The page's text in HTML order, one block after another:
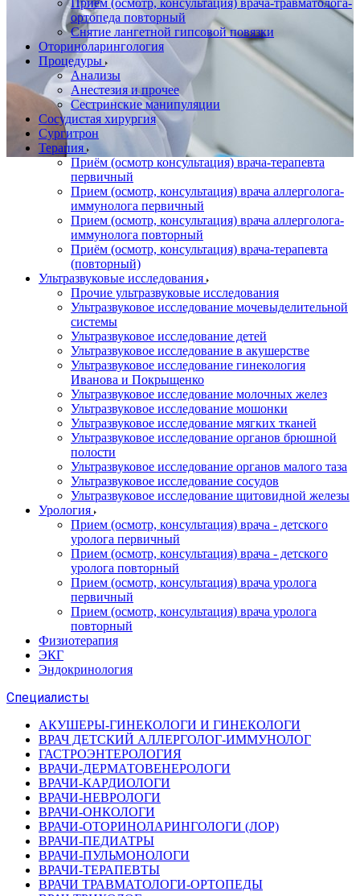
Прием (осмотр, консультация) врача-травматолога-
ортопеда повторный
Снятие лангетной гипсовой повязки
Оториноларингология
Процедуры
Анализы
Анестезия и прочее
Сестринские манипуляции
Сосудистая хирургия
Сургитрон
Терапия
Приём (осмотр консультация) врача-терапевта
первичный
Прием (осмотр, консультация) врача аллерголога-
иммунолога первичный
Прием (осмотр, консультация) врача аллерголога-
иммунолога повторный
Приём (осмотр, консультация) врача-терапевта
(повторный)
Ультразвуковые исследования
Прочие ультразвуковые исследования
Ультразвуковое исследование мочевыделительной
системы
Ультразвуковое исследование детей
Ультразвуковое исследование в акушерстве
Ультразвуковое исследование гинекология
Иванова и Покрыщенко
Ультразвуковое исследование молочных желез
Ультразвуковое исследование мошонки
Ультразвуковое исследование мягких тканей
Ультразвуковое исследование органов брюшной
полости
Ультразвуковое исследование органов малого таза
Ультразвуковое исследование сосудов
Ультразвуковое исследование щитовидной железы
Урология
Прием (осмотр, консультация) врача - детского
уролога первичный
Прием (осмотр, консультация) врача - детского
уролога повторный
Прием (осмотр, консультация) врача уролога
первичный
Прием (осмотр, консультация) врача уролога
повторный
Физиотерапия
ЭКГ
Эндокринология
Специалисты
АКУШЕРЫ-ГИНЕКОЛОГИ И ГИНЕКОЛОГИ
ВРАЧ ДЕТСКИЙ АЛЛЕРГОЛОГ-ИММУНОЛОГ
ГАСТРОЭНТЕРОЛОГИЯ
ВРАЧИ-ДЕРМАТОВЕНЕРОЛОГИ
ВРАЧИ-КАРДИОЛОГИ
ВРАЧИ-НЕВРОЛОГИ
ВРАЧИ-ОНКОЛОГИ
ВРАЧИ-ОТОРИНОЛАРИНГОЛОГИ (ЛОР)
ВРАЧИ-ПЕДИАТРЫ
ВРАЧИ-ПУЛЬМОНОЛОГИ
ВРАЧИ-ТЕРАПЕВТЫ
ВРАЧИ ТРАВМАТОЛОГИ-ОРТОПЕДЫ